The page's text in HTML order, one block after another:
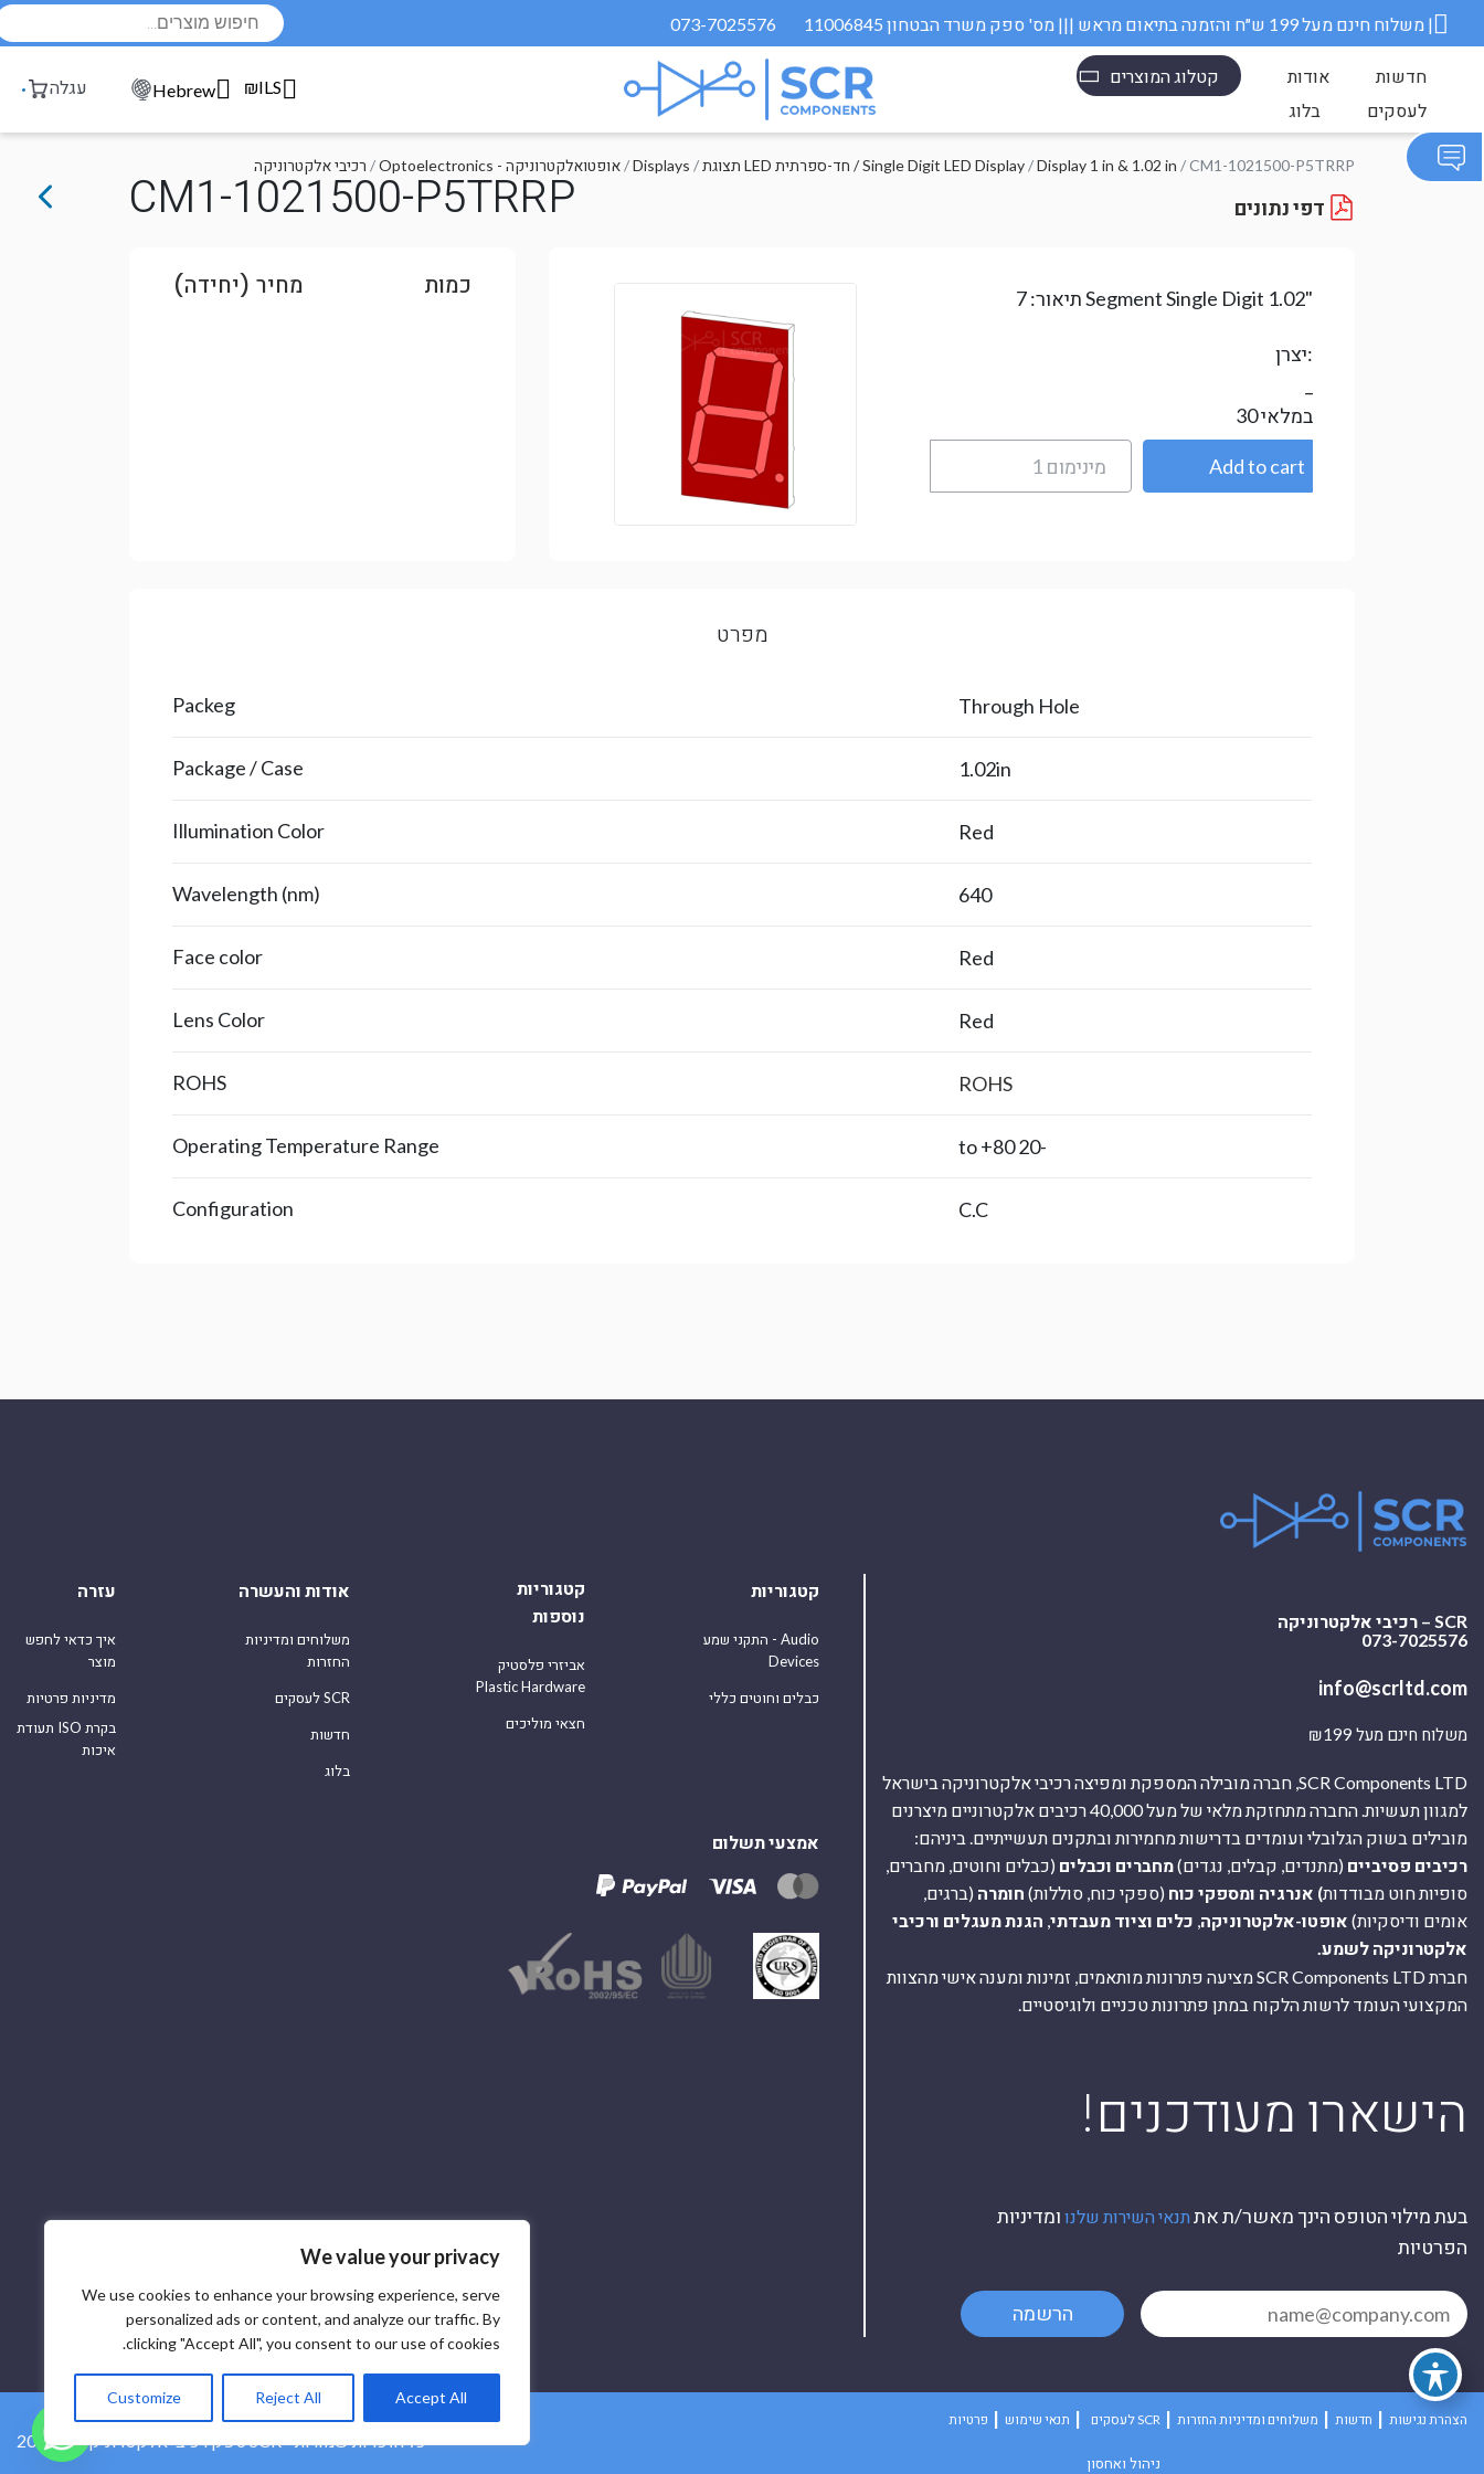
We value your privacy
We use cookies to enhance your browsing experience, serve
personalized ads or content, and analyze our traffic. By
clicking "Accept All", you consent to our use of cookies.
Customize Reject All Accept All
073-7025576 משלוח חינם מעל 199 ש״ח והזמנה בתיאום מראש ||| מס' ספק משרד הבטחון 11006845 |
קטלוג המוצרים אודות
חדשות
בלוג
לעסקים
עגלה Hebrew ₪ILS
רכיבי אלקטרוניקה / Optoelectronics - אופטואלקטרוניקה/Displays / תצוגת LED חד-ספרתית / Single Digit LED Display/Display 1 in & 1.02 in / CM1-1021500-P5TRRP
CM1-1021500-P5TRRP
תיאור:7 Segment Single Digit 1.02"
יצרן:
30במלאי
כמות מחיר (יחידה)
מפרט
Packeg Through Hole
Package / Case 1.02in
Illumination Color Red
Wavelength (nm) 640
Face color Red
Lens Color Red
ROHS ROHS
Operating Temperature Range -20 to +80
Configuration C.C
SCR – רכיבי אלקטרוניקה
073-7025576
info@scrltd.com
משלוח חינם מעל ₪199
SCR Components LTD, חברה מובילה המספקת ומפיצה רכיבי אלקטרוניקה בישראל
למגוון תעשיות. החברה מתחזקת מלאי של מעל 40,000 רכיבים אלקטרוניים מיצרנים
מובילים בשוק הגלובלי ועומדים בדרישות מחמירות ובתקנים תעשייתיים. ביניהם:
רכיבים פסיביים (מתנדים, קבלים, נגדים)מחברים וכבלים (כבלים וחוטים, מחברים,
סופיות חוט מבודדות) אנרגיה ומספקי כוח (ספקי כוח, סוללות) חומרה (ברגים,
אומים ודיסקיות) אופטו-אלקטרוניקה כלים וציוד מעבדתי הגנת מעגלים ורכיבי
אלקטרוניקה לשמע.
חברת SCR Components LTD מציעה פתרונות מותאמים, זמינות ומענה אישי מהצוות
המקצועי העומד לרשות הלקוח במתן פתרונות טכניים ולוגיסטיים.
!הישארו מעודכנים
בעת מילוי הטופס הינך מאשר/ת את תנאי השירות שלנו ומדיניות
הפרטיות
הרשמה
קטגוריות
התקני שמע - Audio
Devices
כבלים וחוטים כללי
קטגוריות
נוספות
אביזרי פלסטיק
Plastic Hardware
חצאי מוליכים
אודות והעשרה
משלוחים ומדיניות
החזרות
לעסקים SCR
חדשות
בלוג
עזרה
איך כדאי לחפש
מוצר
מדיניות פרטיות
תעודת ISO בקרת
איכות
אמצעי תשלום
2026 © ספק רכיבי אלקטרוניקה SCR - כל הזכויות שמורות
פרטיות תנאי שימוש לעסקים SCR
ניהול ואחסון
משלוחים ומדיניות החזרות חדשות הצהרת נגישות